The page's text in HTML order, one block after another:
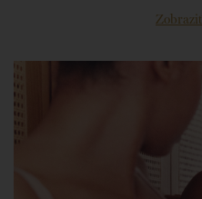
v názvoch používaných v
tvary